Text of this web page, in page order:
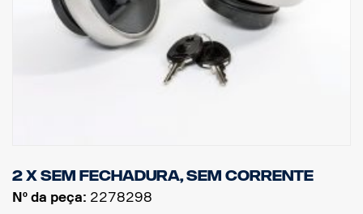
2 x Sem fechadura, sem corrente
Nº da peça: 2278298